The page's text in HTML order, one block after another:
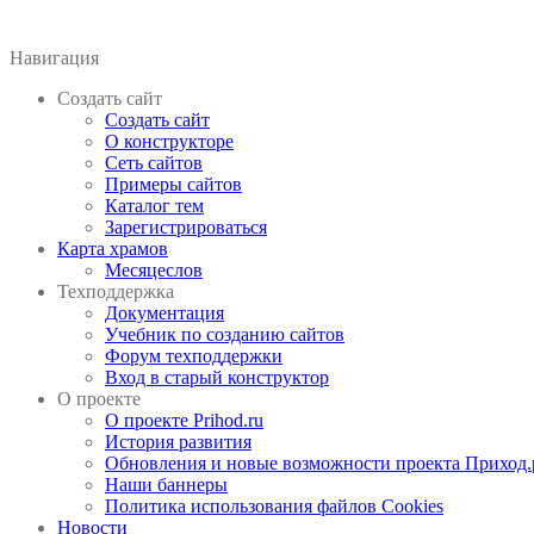
Навигация
Создать сайт
Создать сайт
О конструкторе
Сеть сайтов
Примеры сайтов
Каталог тем
Зарегистрироваться
Карта храмов
Месяцеслов
Техподдержка
Документация
Учебник по созданию сайтов
Форум техподдержки
Вход в старый конструктор
О проекте
О проекте Prihod.ru
История развития
Обновления и новые возможности проекта
Наши баннеры
Политика использования файлов Cookies
Новости